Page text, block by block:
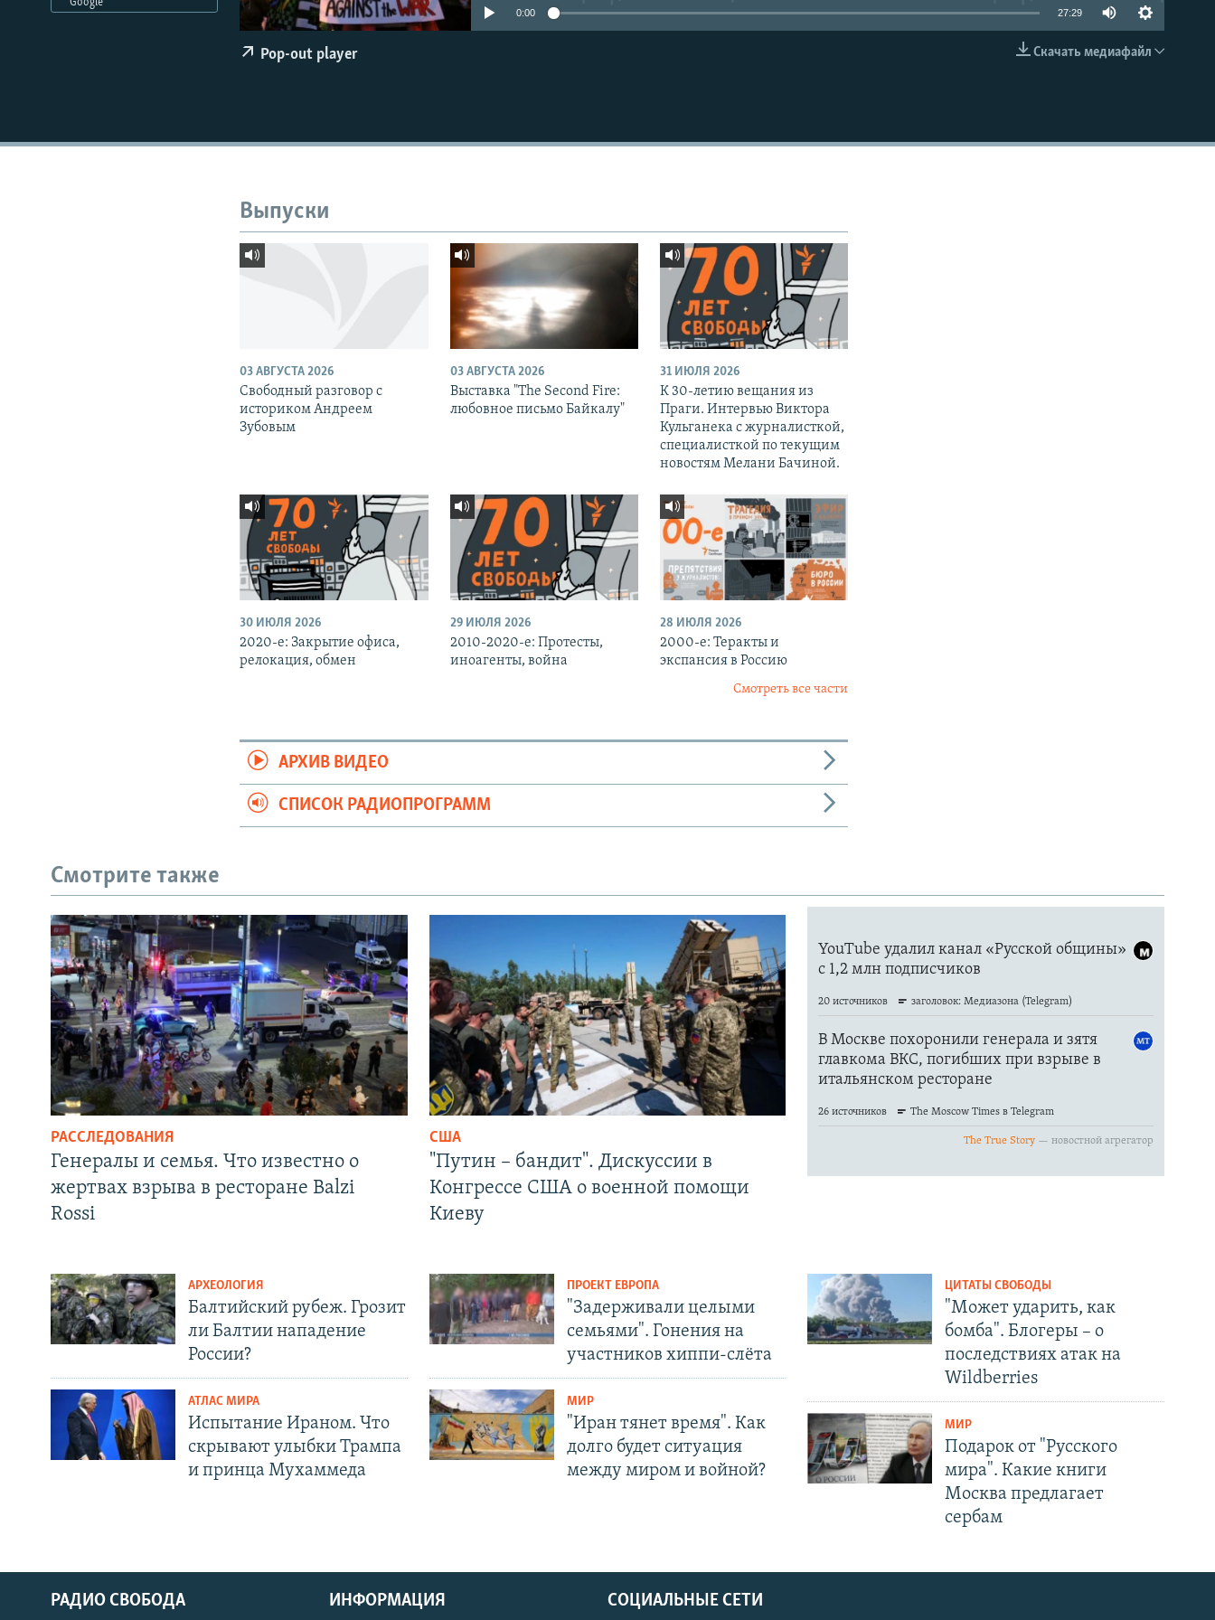
EMBED
0:00 27:29
Скачать медиафайл
Pop-out player
Выпуски
03 АВГУСТА 2026
Свободный разговор с
историком Андреем
Зубовым
03 АВГУСТА 2026
Выставка "The Second Fire:
любовное письмо Байкалу"
31 ИЮЛЯ 2026
К 30-летию вещания из
Праги. Интервью Виктора
Кульганека с журналисткой,
специалисткой по текущим
новостям Мелани Бачиной.
30 ИЮЛЯ 2026
2020-е: Закрытие офиса,
релокация, обмен
29 ИЮЛЯ 2026
2010-2020-е: Протесты,
иноагенты, война
28 ИЮЛЯ 2026
2000-е: Теракты и
экспансия в Россию
Смотреть все части
АРХИВ ВИДЕО
СПИСОК РАДИОПРОГРАММ
Смотрите также
РАССЛЕДОВАНИЯ
Генералы и семья. Что известно о
жертвах взрыва в ресторане Balzi
Rossi
США
"Путин – бандит". Дискуссии в
Конгрессе США о военной помощи
Киеву
АРХЕОЛОГИЯ
Балтийский рубеж. Грозит
ли Балтии нападение
России?
АТЛАС МИРА
Испытание Ираном. Что
скрывают улыбки Трампа
и принца Мухаммеда
ПРОЕКТ ЕВРОПА
"Задерживали целыми
семьями". Гонения на
участников хиппи-слёта
МИР
"Иран тянет время". Как
долго будет ситуация
между миром и войной?
ЦИТАТЫ СВОБОДЫ
"Может ударить, как
бомба". Блогеры – о
последствиях атак на
Wildberries
МИР
Подарок от "Русского
мира". Какие книги
Москва предлагает
сербам
СОЦИАЛЬНЫЕ СЕТИ
РАДИО СВОБОДА ИНФОРМАЦИЯ